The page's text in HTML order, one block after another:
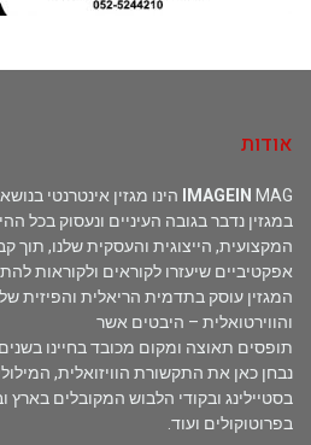
אודות
IMAGEIN MAG הינו מגזין אינטרנטי בנושא תדמית, מיתוג וקוד לבוש.
במגזין נדבר בגובה העיניים ונעסוק בכל
המקצועית, הייצוגית והעסקית שלנו, תוך
אפקטיביים שיעזרו לקוראים ולקוראות
המגזין עוסק בתדמית הריאלית והפיזית
והווירטואלית – היבטים אשר
תופסים תאוצה ומקום מכובד בחיינו
נבחן כאן את התקשורת הוויזואלית,
בסטיילינג ובקודי הלבוש המקובלים בארץ
בפרוטוקולים ועוד.